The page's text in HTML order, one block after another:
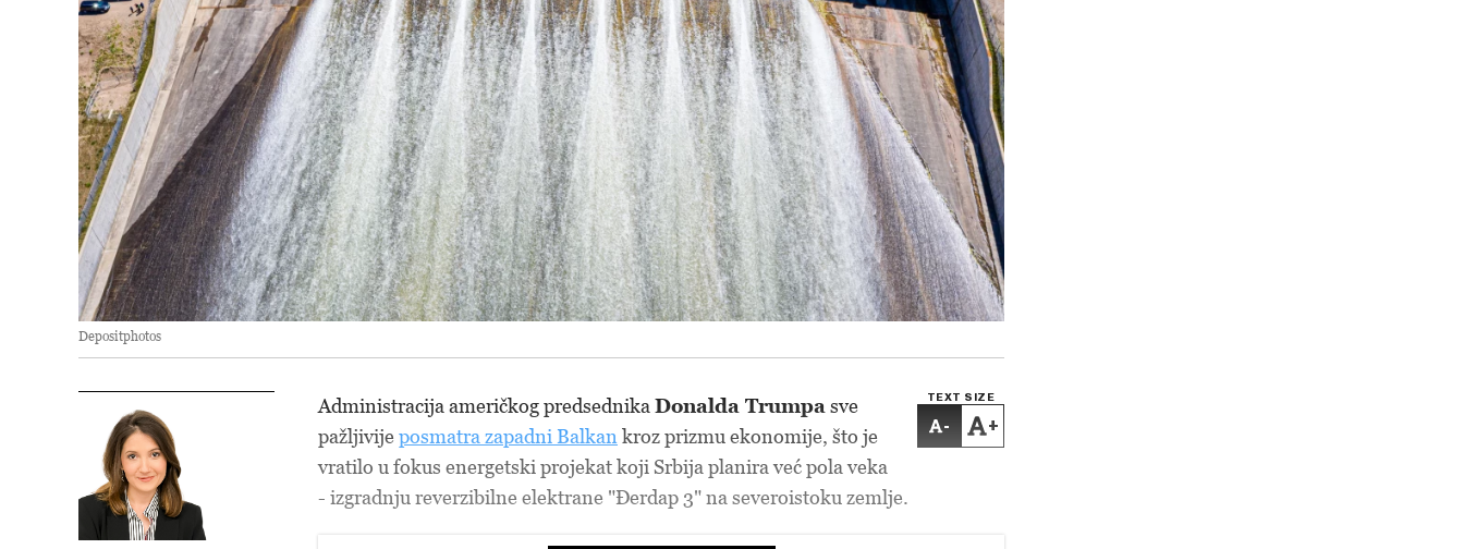
Depositphotos
TEXT SIZE
- +
Administracija američkog predsednika Donalda Trumpa sve
pažljivije posmatra zapadni Balkan kroz prizmu ekonomije, što je
vratilo u fokus energetski projekat koji Srbija planira već pola veka
- izgradnju reverzibilne elektrane "Đerdap 3" na severoistoku zemlje.